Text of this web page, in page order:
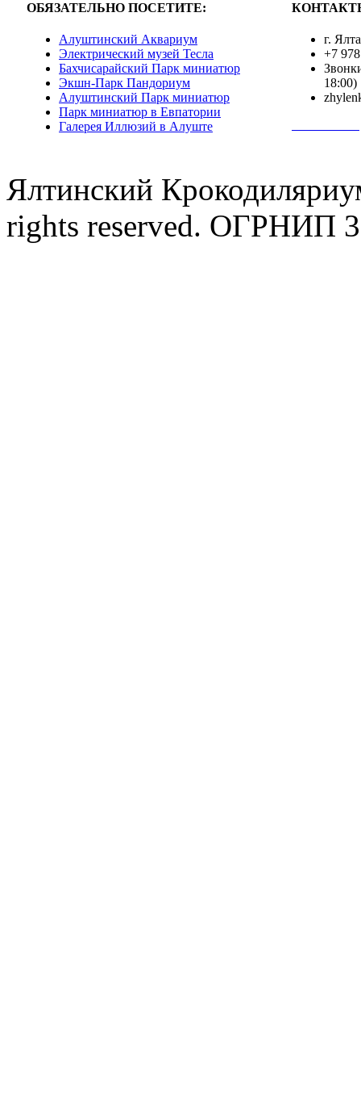
ОБЯЗАТЕЛЬНО ПОСЕТИТЕ:
Алуштинский Аквариум
Электрический музей Тесла
Бахчисарайский Парк миниатюр
Экшн-Парк Пандориум
Алуштинский Парк миниатюр
Парк миниатюр в Евпатории
Галерея Иллюзий в Алуште
г.
+7
18:00)
Ялтинский
rights reserved. ОГРНИП